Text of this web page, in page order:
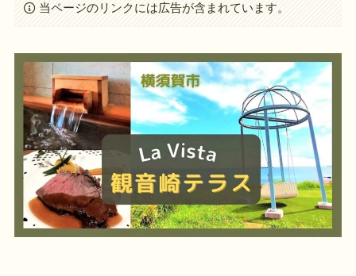
当ページのリンクには広告が含まれています。